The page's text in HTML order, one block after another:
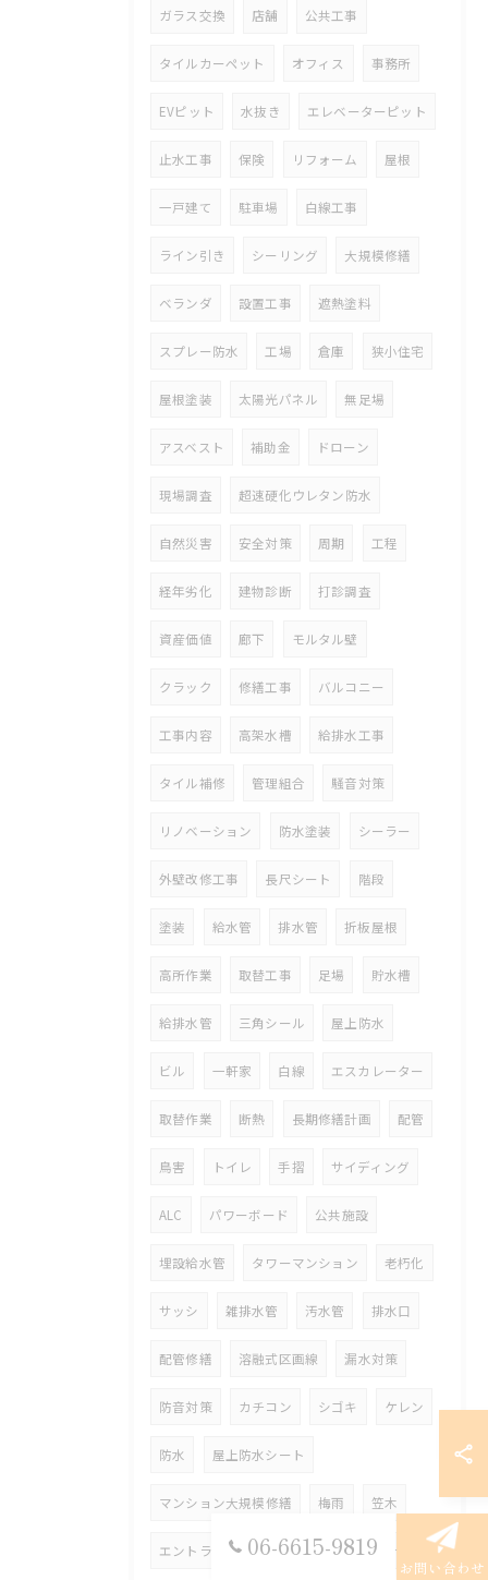
ガラス交換 店舗 公共工事
タイルカーペット オフィス 事務所
EVピット 水抜き エレベーターピット
止水工事 保険 リフォーム 屋根
一戸建て 駐車場 白線工事
ライン引き シーリング 大規模修繕
ベランダ 設置工事 遮熱塗料
スプレー防水 工場 倉庫 狭小住宅
屋根塗装 太陽光パネル 無足場
アスベスト 補助金 ドローン
現場調査 超速硬化ウレタン防水
自然災害 安全対策 周期 工程
経年劣化 建物診断 打診調査
資産価値 廊下 モルタル壁
クラック 修繕工事 バルコニー
工事内容 高架水槽 給排水工事
タイル補修 管理組合 騒音対策
リノベーション 防水塗装 シーラー
外壁改修工事 長尺シート 階段
塗装 給水管 排水管 折板屋根
高所作業 取替工事 足場 貯水槽
給排水管 三角シール 屋上防水
ビル 一軒家 白線 エスカレーター
取替作業 断熱 長期修繕計画 配管
鳥害 トイレ 手摺 サイディング
ALC パワーボード 公共施設
埋設給水管 タワーマンション 老朽化
サッシ 雑排水管 汚水管 排水口
配管修繕 溶融式区画線 漏水対策
防音対策 カチコン シゴキ ケレン
防水 屋上防水シート
マンション大規模修繕 梅雨 笠木
エントランス 花壇 天井 色合わせ
06-6615-9819
お問い合わせ